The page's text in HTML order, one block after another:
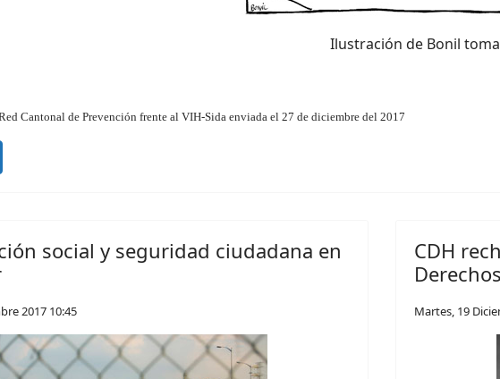
Ilustración de Bonil
Cantonal de Prevención frente al VIH-Sida enviada el 27 de diciembre del 2017
social y seguridad ciudadana en
2017 10:45
CDH
Martes, 19